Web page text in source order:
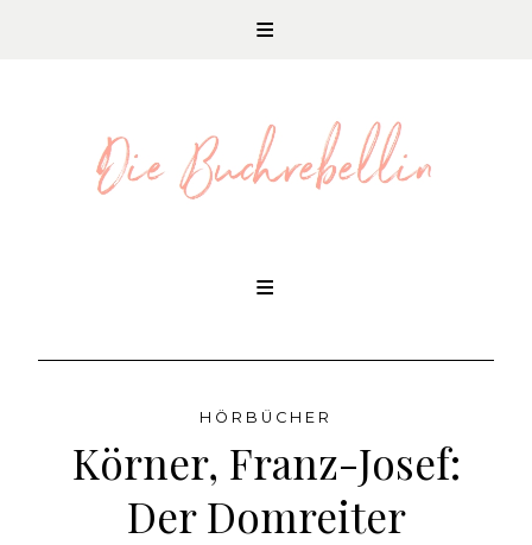
HÖRBÜCHER
Körner, Franz-Josef:
Der Domreiter